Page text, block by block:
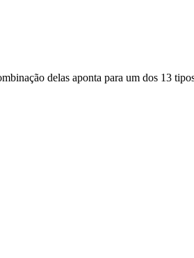
delas aponta para um dos 13